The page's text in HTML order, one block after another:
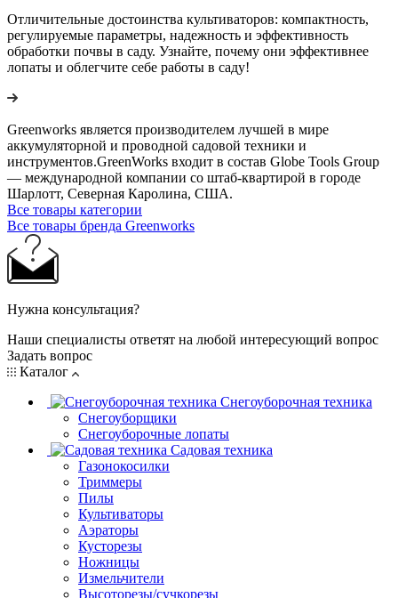
Отличительные достоинства культиваторов: компактность,
регулируемые параметры, надежность и эффективность
обработки почвы в саду. Узнайте, почему они эффективнее
лопаты и облегчите себе работы в саду!
Greenworks является производителем лучшей в мире
аккумуляторной и проводной садовой техники и
инструментов.GreenWorks входит в состав Globe Tools Group
— международной компании со штаб-квартирой в городе
Шарлотт, Северная Каролина, США.
Все товары категории
Все товары бренда Greenworks
Нужна консультация?
Наши специалисты ответят на любой интересующий вопрос
Задать вопрос
Каталог
Снегоуборочная техника
Снегоуборщики
Снегоуборочные лопаты
Садовая техника
Газонокосилки
Триммеры
Пилы
Культиваторы
Аэраторы
Кусторезы
Ножницы
Измельчители
Высоторезы/сучкорезы